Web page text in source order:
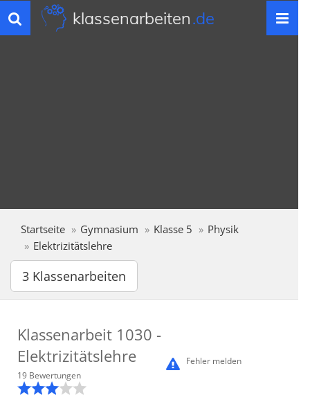
Toggle
navigation
klassenarbeiten.de
Startseite Gymnasium Klasse 5
Physik
Elektrizitätslehre
3 Klassenarbeiten
Klassenarbeit 1030 -
Elektrizitätslehre
Fehler melden
19 Bewertungen